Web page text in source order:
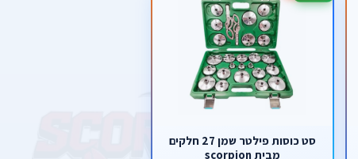
סט כוסות פילטר שמן 27 חלקים
מבית scorpion